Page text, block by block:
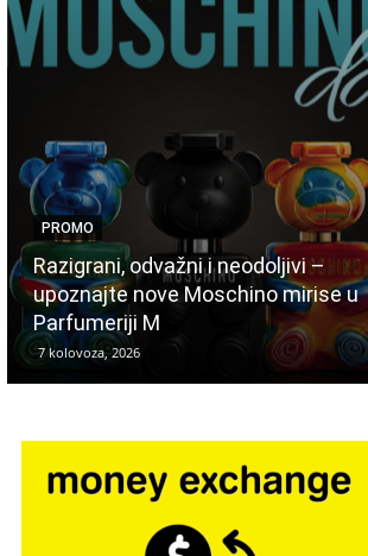
PROMO
Razigrani, odvažni i neodoljivi –
upoznajte nove Moschino mirise u
Parfumeriji M
7 kolovoza, 2026